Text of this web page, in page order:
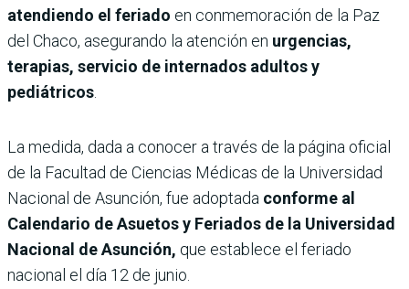
atendiendo el feriado en conmemoración de la Paz
del Chaco, asegurando la atención en urgencias,
terapias, servicio de internados adultos y
pediátricos
La medida, dada a conocer a través de la página oficial
de la Facultad de Ciencias Médicas de la Universidad
Nacional de Asunción, fue adoptada conforme al
Calendario de Asuetos y Feriados de la Universidad
Nacional de Asunción, que establece el feriado
nacional el día 12 de junio.